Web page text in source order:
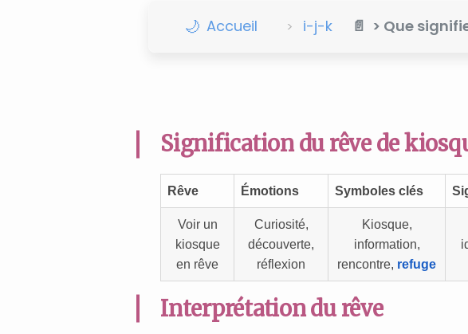
Accueil i-j-k > Que
Signification du rêve de
Rêve Émotions Symboles clés
Voir un
kiosque
en rêve
Curiosité,
découverte,
réflexion
Kiosque,
information,
rencontre, refuge
Interprétation du rêve